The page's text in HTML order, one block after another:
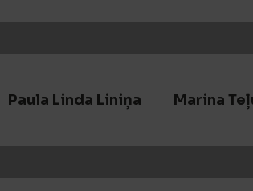
Paula Linda Liniņa Marina